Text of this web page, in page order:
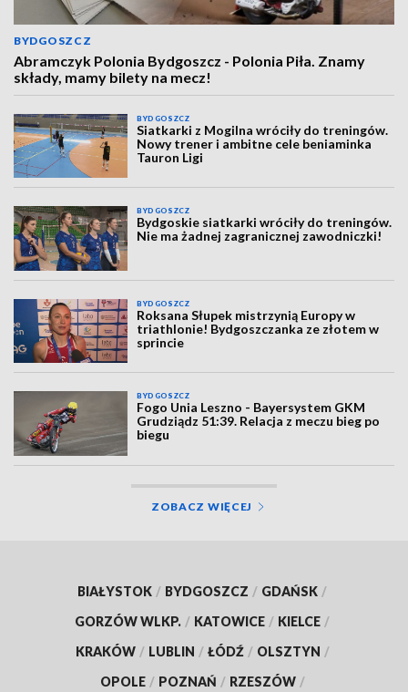
BYDGOSZCZ
Abramczyk Polonia Bydgoszcz - Polonia Piła. Znamy
składy, mamy bilety na mecz!
BYDGOSZCZ
Siatkarki z Mogilna wróciły do treningów.
Nowy trener i ambitne cele beniaminka
Tauron Ligi
BYDGOSZCZ
Bydgoskie siatkarki wróciły do treningów.
Nie ma żadnej zagranicznej zawodniczki!
BYDGOSZCZ
Roksana Słupek mistrzynią Europy w
triathlonie! Bydgoszczanka ze złotem w
sprincie
BYDGOSZCZ
Fogo Unia Leszno - Bayersystem GKM
Grudziądz 51:39. Relacja z meczu bieg po
biegu
ZOBACZ WIĘCEJ
BIAŁYSTOK / BYDGOSZCZ / GDAŃSK /
GORZÓW WLKP. / KATOWICE / KIELCE /
KRAKÓW / LUBLIN / ŁÓDŹ / OLSZTYN /
OPOLE / POZNAŃ / RZESZÓW /